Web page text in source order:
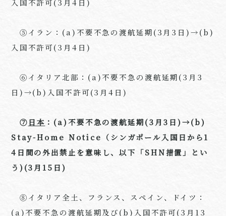
入国不許可(3月4日)
⑤イラン：(a)不要不急の渡航延期(3月3日)→(b)
入国不許可(3月4日)
⑥イタリア北部：(a)不要不急の渡航延期(3月3
日)→(b)入国不許可(3月4日)
⑦日本 ：(a)不要不急の渡航延期(3月3日)→(b)
Stay-Home Notice（シンガポール入国日から1
4日間の外出禁止を意味し、以下「SHN措置」とい
う)(3月15日)
⑧イタリア全土、フランス、スペイン、ドイツ：
(a)不要不急の渡航延期及び(b)入国不許可(3月13